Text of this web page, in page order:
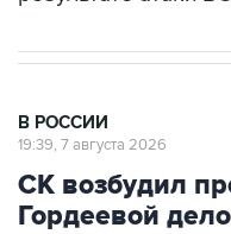
СК возбудил
Гордеевой
российской